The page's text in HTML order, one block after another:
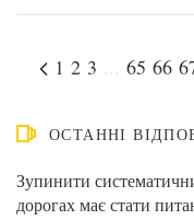
1 2 3 65 66
ОСТАННІ
Зупинити
дорогах має стати